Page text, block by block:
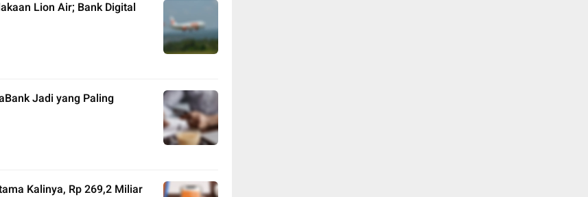
Lion Air; Bank Digital
Jadi yang Paling
Kalinya, Rp 269,2 Miliar